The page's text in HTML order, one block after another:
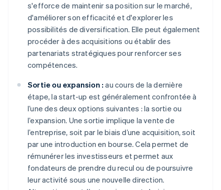
s'efforce de maintenir sa position sur le marché,
d'améliorer son efficacité et d'explorer les
possibilités de diversification. Elle peut également
procéder à des acquisitions ou établir des
partenariats stratégiques pour renforcer ses
compétences.
Sortie ou expansion : au cours de la dernière
étape, la start-up est généralement confrontée à
l’une des deux options suivantes : la sortie ou
l’expansion. Une sortie implique la vente de
l’entreprise, soit par le biais d’une acquisition, soit
par une introduction en bourse. Cela permet de
rémunérer les investisseurs et permet aux
fondateurs de prendre du recul ou de poursuivre
leur activité sous une nouvelle direction.